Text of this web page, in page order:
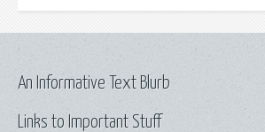
Links to Important Stuff
An Informative Text Blurb